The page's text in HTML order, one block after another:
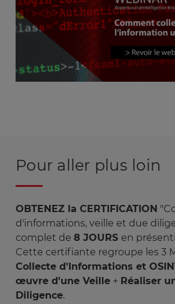
Pour aller plus loin
OBTENEZ la CERTIFICATION
d'informations, veille et due
complet de 8 JOURS en
Cette certifiante regroupe les 3
Collecte d'Informations et
œuvre d'une Veille + Réaliser
Diligence.